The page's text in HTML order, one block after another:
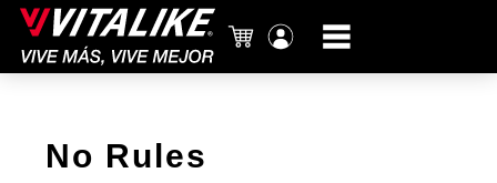
Carrito
cuenta
No Rules